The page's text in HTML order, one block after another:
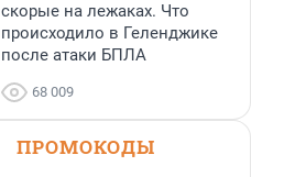
скорые на лежаках. Что
происходило в Геленджике
после атаки БПЛА
68 009
ПРОМОКОДЫ